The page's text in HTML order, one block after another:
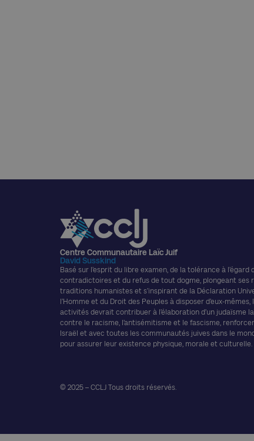
Centre Communautaire Laïc Juif
David Susskind
Basé sur l’esprit du libre examen, de la tolérance à l’égard
contradictoires et du refus de tout dogme, plongeant ses
traditions humanistes et s’inspirant de la Déclaration
l’Homme et du Droit des Peuples à disposer d’eux-
activités devrait contribuer à l’élaboration d’un judaïsme
contre le racisme, l’antisémitisme et le fascisme,
Israël et avec toutes les communautés juives dans le
pour assurer leur existence physique, morale et culturelle.
© 2025 – CCLJ Tous droits réservés.